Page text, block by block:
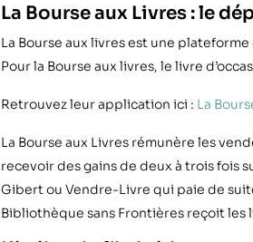
La Bourse aux Livres : le
La Bourse aux livres est une
Pour la Bourse aux livres, le livre
Retrouvez leur application ici : La
La Bourse aux Livres rémunère les
recevoir des gains de deux à trois fois
Gibert ou Vendre-Livre qui paie de
Bibliothèque sans Frontières reçoit